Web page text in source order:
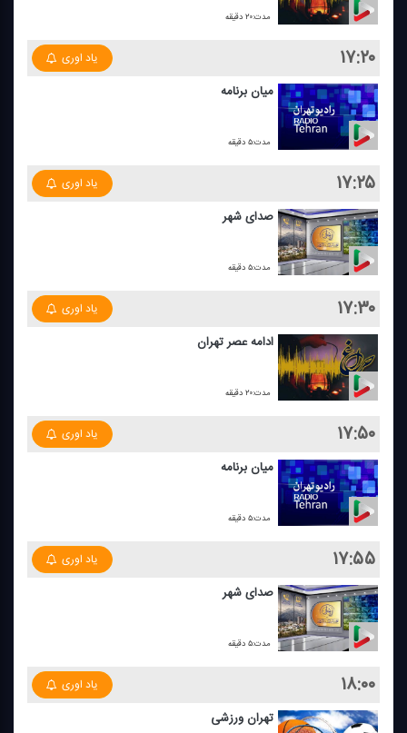
مدت:۲۰ دقیقه
۱۷:۲۰ یاد اوری
میان برنامه
مدت:۵ دقیقه
۱۷:۲۵ یاد اوری
صدای شهر
مدت:۵ دقیقه
۱۷:۳۰ یاد اوری
ادامه عصر تهران
مدت:۲۰ دقیقه
۱۷:۵۰ یاد اوری
میان برنامه
مدت:۵ دقیقه
۱۷:۵۵ یاد اوری
صدای شهر
مدت:۵ دقیقه
۱۸:۰۰ یاد اوری
تهران ورزشی